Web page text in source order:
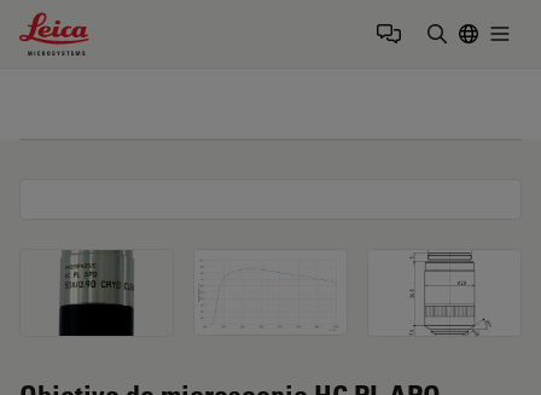
Leica Microsystems Logo